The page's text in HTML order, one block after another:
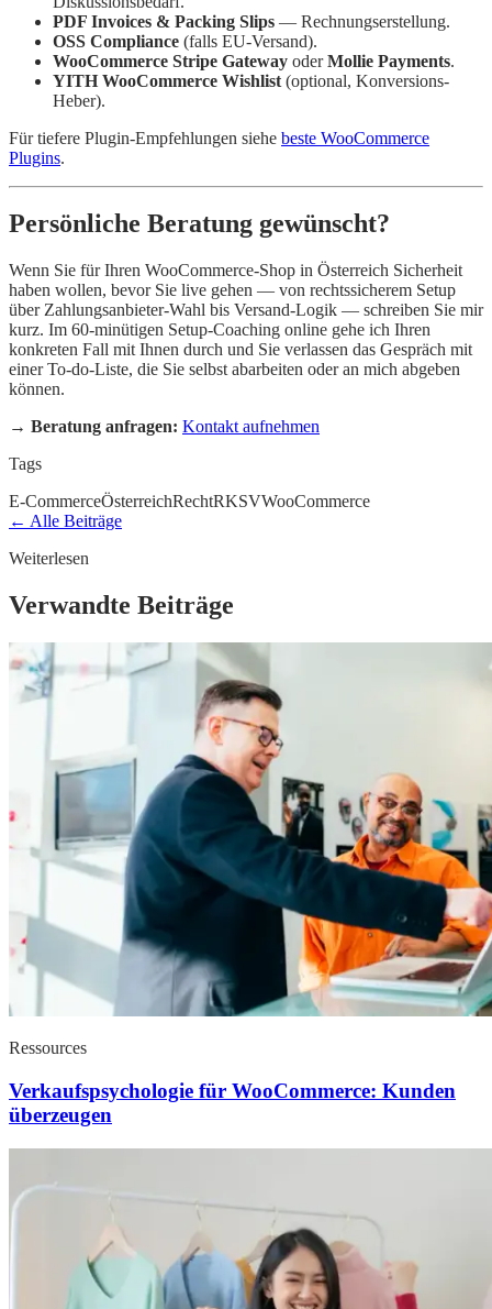
PDF Invoices & Packing Slips — Rechnungserstellung.
OSS Compliance (falls EU-Versand).
WooCommerce Stripe Gateway oderMollie Payments.
YITH WooCommerce Wishlist (optional, Konversions-
Heber).
Für tiefere Plugin-Empfehlungen siehe beste WooCommerce
Plugins.
Persönliche Beratung gewünscht?
Wenn Sie für Ihren WooCommerce-Shop in Österreich Sicherheit
haben wollen, bevor Sie live gehen — von rechtssicherem Setup
über Zahlungsanbieter-Wahl bis Versand-Logik — schreiben Sie mir
kurz. Im 60-minütigen Setup-Coaching online gehe ich Ihren
konkreten Fall mit Ihnen durch und Sie verlassen das Gespräch mit
einer To-do-Liste, die Sie selbst abarbeiten oder an mich abgeben
können.
→ Beratung anfragen: Kontakt aufnehmen
Tags
E-CommerceÖsterreichRechtRKSVWooCommerce
← Alle Beiträge
Weiterlesen
Verwandte Beiträge
Ressources
Verkaufspsychologie für WooCommerce: Kunden
überzeugen